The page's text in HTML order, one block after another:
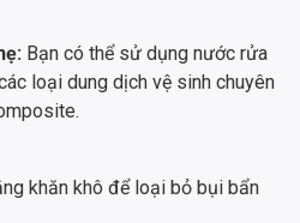
Bạn có thể sử dụng nước rửa
loại dung dịch vệ sinh chuyên
khăn khô để loại bỏ bụi bẩn